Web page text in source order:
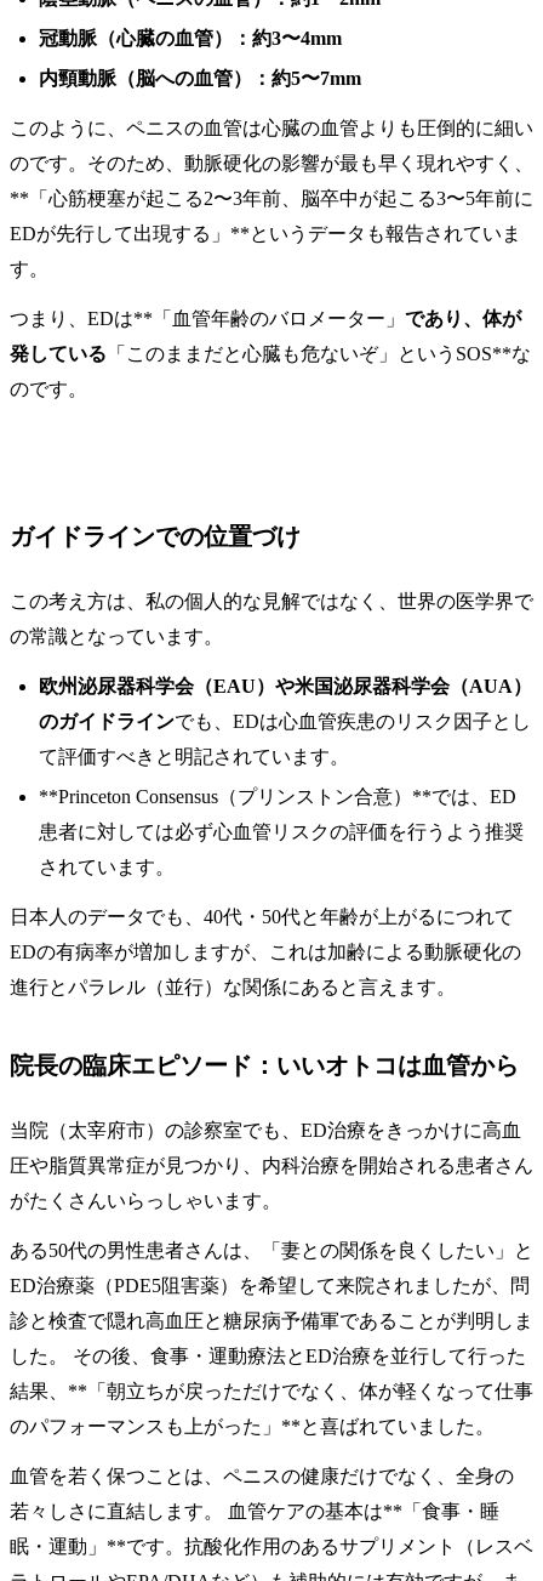
冠動脈（心臓の血管）：約3〜4mm
内頸動脈（脳への血管）：約5〜7mm
このように、ペニスの血管は心臓の血管よりも圧倒的に細い
のです。そのため、動脈硬化の影響が最も早く現れやすく、
**「心筋梗塞が起こる2〜3年前、脳卒中が起こる3〜5年前に
EDが先行して出現する」**というデータも報告されていま
す。
つまり、EDは**「血管年齢のバロメーター」 であり、体が
発している 「このままだと心臓も危ないぞ」というSOS**な
のです。
ガイドラインでの位置づけ
この考え方は、私の個人的な見解ではなく、世界の医学界で
の常識となっています。
欧州泌尿器科学会（EAU）や米国泌尿器科学会（AUA）
のガイドラインでも、EDは心血管疾患のリスク因子とし
て評価すべきと明記されています。
**Princeton Consensus（プリンストン合意）**では、ED
患者に対しては必ず心血管リスクの評価を行うよう推奨
されています。
日本人のデータでも、40代・50代と年齢が上がるにつれて
EDの有病率が増加しますが、これは加齢による動脈硬化の
進行とパラレル（並行）な関係にあると言えます。
院長の臨床エピソード：いいオトコは血管から
当院（太宰府市）の診察室でも、ED治療をきっかけに高血
圧や脂質異常症が見つかり、内科治療を開始される患者さん
がたくさんいらっしゃいます。
ある50代の男性患者さんは、「妻との関係を良くしたい」と
ED治療薬（PDE5阻害薬）を希望して来院されましたが、問
診と検査で隠れ高血圧と糖尿病予備軍であることが判明しま
した。 その後、食事・運動療法とED治療を並行して行った
結果、**「朝立ちが戻っただけでなく、体が軽くなって仕事
のパフォーマンスも上がった」**と喜ばれていました。
血管を若く保つことは、ペニスの健康だけでなく、全身の
若々しさに直結します。 血管ケアの基本は**「食事・睡
眠・運動」**です。抗酸化作用のあるサプリメント（レスベ